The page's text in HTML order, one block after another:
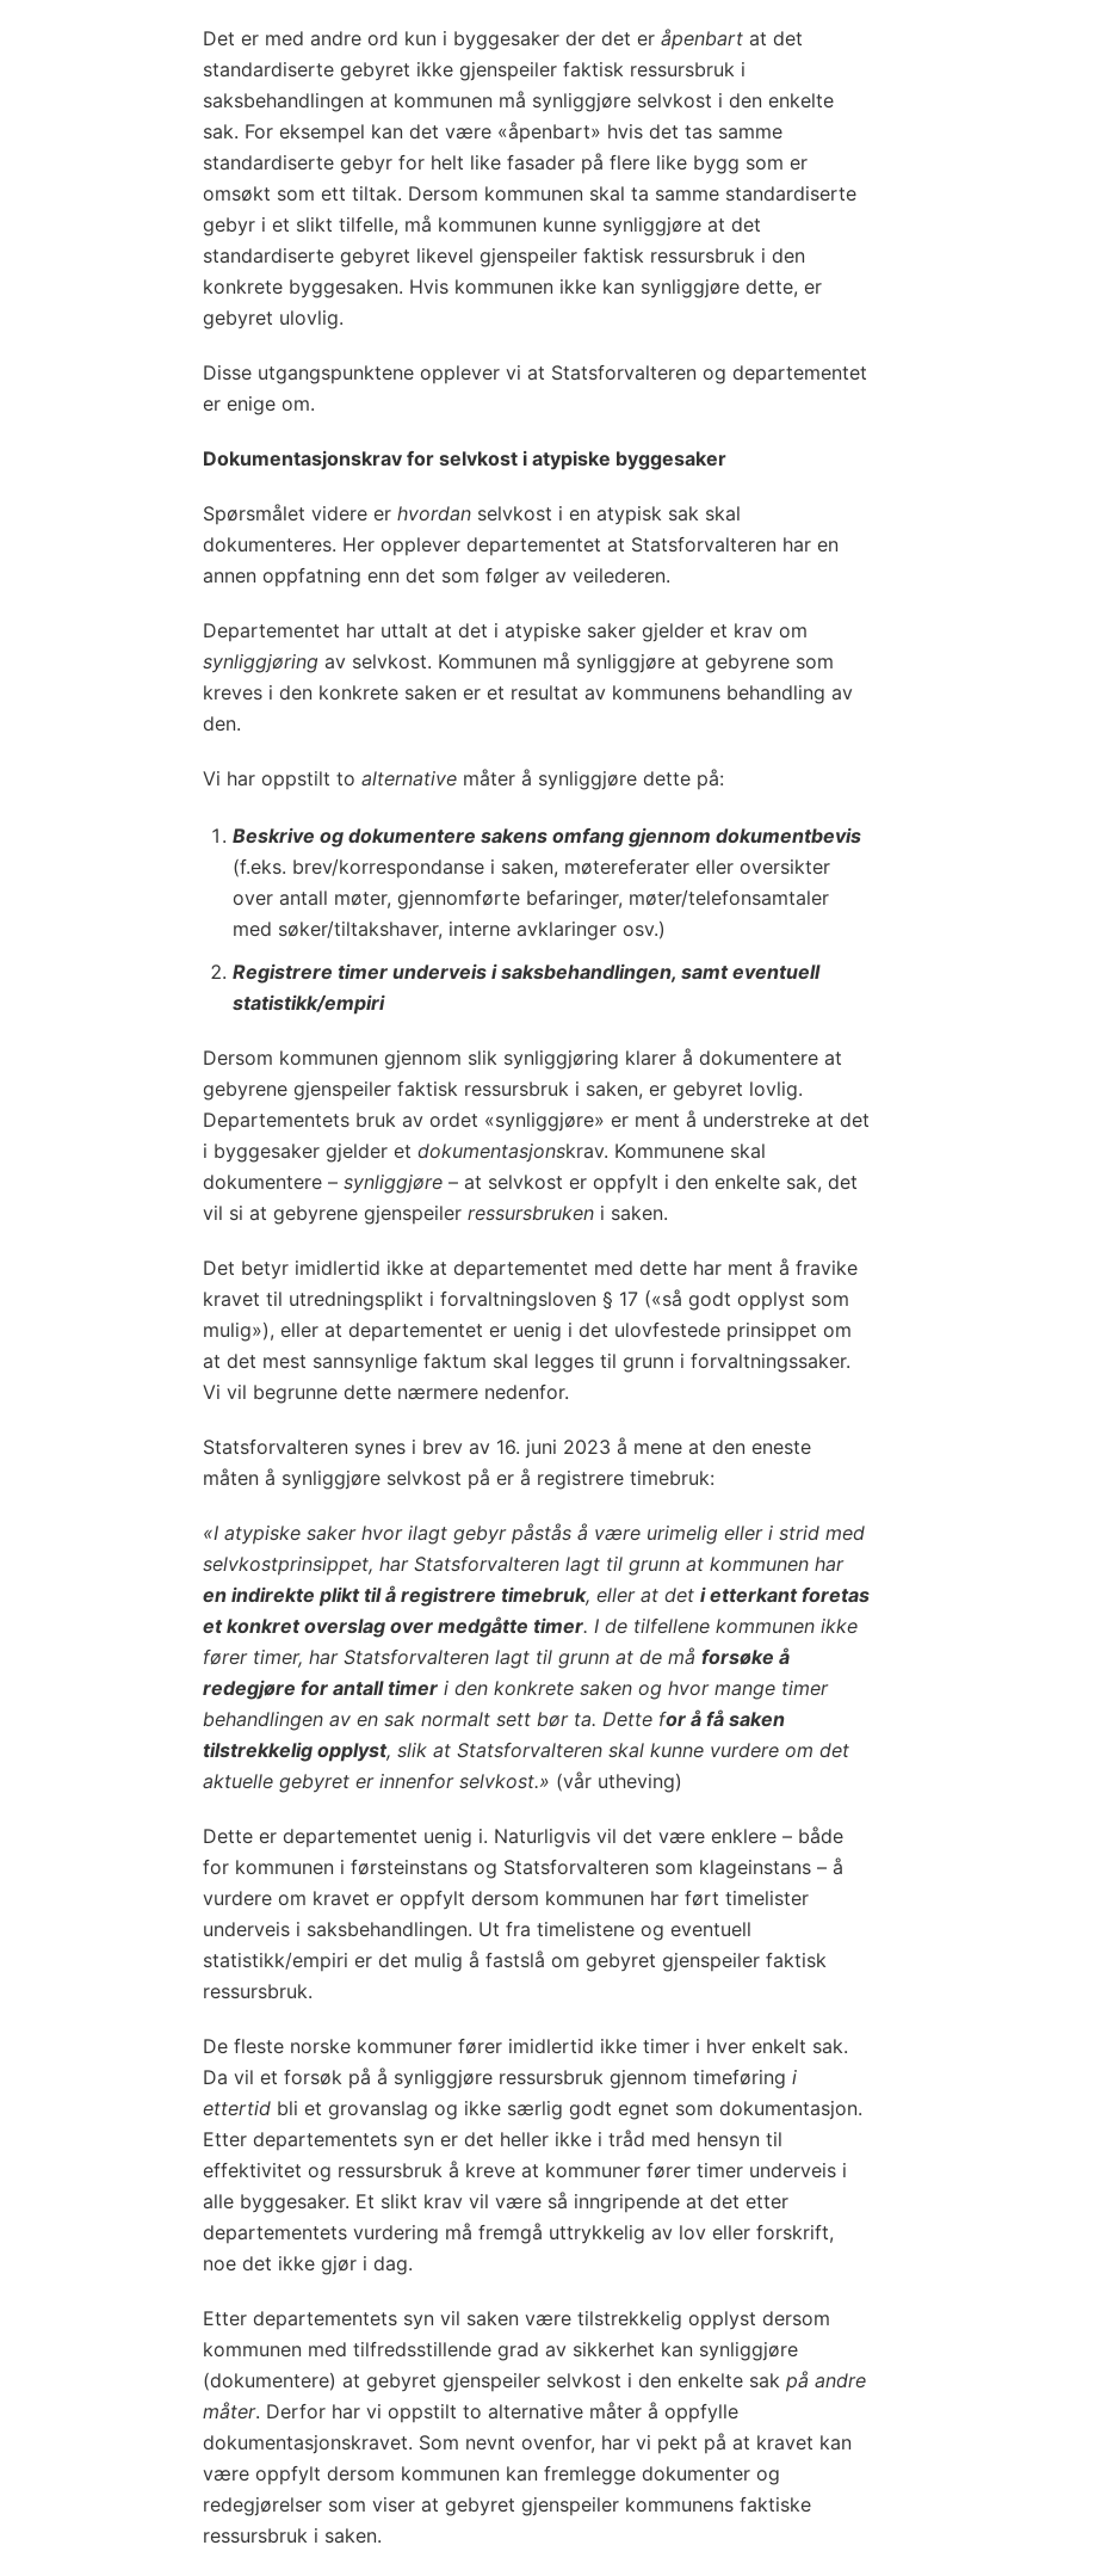
Det er med andre ord kun i byggesaker der det er åpenbart at det
standardiserte gebyret ikke gjenspeiler faktisk ressursbruk i
saksbehandlingen at kommunen må synliggjøre selvkost i den enkelte
sak. For eksempel kan det være «åpenbart» hvis det tas samme
standardiserte gebyr for helt like fasader på flere like bygg som er
omsøkt som ett tiltak. Dersom kommunen skal ta samme standardiserte
gebyr i et slikt tilfelle, må kommunen kunne synliggjøre at det
standardiserte gebyret likevel gjenspeiler faktisk ressursbruk i den
konkrete byggesaken. Hvis kommunen ikke kan synliggjøre dette, er
gebyret ulovlig.
Disse utgangspunktene opplever vi at Statsforvalteren og departementet
er enige om.
Dokumentasjonskrav for selvkost i atypiske byggesaker
Spørsmålet videre er hvordan selvkost i en atypisk sak skal
dokumenteres. Her opplever departementet at Statsforvalteren har en
annen oppfatning enn det som følger av veilederen.
Departementet har uttalt at det i atypiske saker gjelder et krav om
synliggjøring av selvkost. Kommunen må synliggjøre at gebyrene som
kreves i den konkrete saken er et resultat av kommunens behandling av
den.
Vi har oppstilt to alternative måter å synliggjøre dette på:
Beskrive og dokumentere sakens omfang gjennom dokumentbevis
(f.eks. brev/korrespondanse i saken, møtereferater eller oversikter
over antall møter, gjennomførte befaringer, møter/telefonsamtaler
med søker/tiltakshaver, interne avklaringer osv.)
Registrere timer underveis i saksbehandlingen, samt eventuell
statistikk/empiri
Dersom kommunen gjennom slik synliggjøring klarer å dokumentere at
gebyrene gjenspeiler faktisk ressursbruk i saken, er gebyret lovlig.
Departementets bruk av ordet «synliggjøre» er ment å understreke at det
i byggesaker gjelder et dokumentasjonskrav. Kommunene skal
dokumentere – synliggjøre – at selvkost er oppfylt i den enkelte sak, det
vil si at gebyrene gjenspeiler ressursbruken i saken.
Det betyr imidlertid ikke at departementet med dette har ment å fravike
kravet til utredningsplikt i forvaltningsloven § 17 («så godt opplyst som
mulig»), eller at departementet er uenig i det ulovfestede prinsippet om
at det mest sannsynlige faktum skal legges til grunn i forvaltningssaker.
Vi vil begrunne dette nærmere nedenfor.
Statsforvalteren synes i brev av 16. juni 2023 å mene at den eneste
måten å synliggjøre selvkost på er å registrere timebruk:
«I atypiske saker hvor ilagt gebyr påstås å være urimelig eller i strid med
selvkostprinsippet, har Statsforvalteren lagt til grunn at kommunen har
en indirekte plikt til å registrere timebruk, eller at det i etterkant foretas
et konkret overslag over medgåtte timer. I de tilfellene kommunen ikke
fører timer, har Statsforvalteren lagt til grunn at de må forsøke å
redegjøre for antall timer i den konkrete saken og hvor mange timer
behandlingen av en sak normalt sett bør ta. Dette for å få saken
tilstrekkelig opplyst, slik at Statsforvalteren skal kunne vurdere om det
aktuelle gebyret er innenfor selvkost.» (vår utheving)
Dette er departementet uenig i. Naturligvis vil det være enklere – både
for kommunen i førsteinstans og Statsforvalteren som klageinstans – å
vurdere om kravet er oppfylt dersom kommunen har ført timelister
underveis i saksbehandlingen. Ut fra timelistene og eventuell
statistikk/empiri er det mulig å fastslå om gebyret gjenspeiler faktisk
ressursbruk.
De fleste norske kommuner fører imidlertid ikke timer i hver enkelt sak.
Da vil et forsøk på å synliggjøre ressursbruk gjennom timeføring i
ettertid bli et grovanslag og ikke særlig godt egnet som dokumentasjon.
Etter departementets syn er det heller ikke i tråd med hensyn til
effektivitet og ressursbruk å kreve at kommuner fører timer underveis i
alle byggesaker. Et slikt krav vil være så inngripende at det etter
departementets vurdering må fremgå uttrykkelig av lov eller forskrift,
noe det ikke gjør i dag.
Etter departementets syn vil saken være tilstrekkelig opplyst dersom
kommunen med tilfredsstillende grad av sikkerhet kan synliggjøre
(dokumentere) at gebyret gjenspeiler selvkost i den enkelte sak på andre
måter. Derfor har vi oppstilt to alternative måter å oppfylle
dokumentasjonskravet. Som nevnt ovenfor, har vi pekt på at kravet kan
være oppfylt dersom kommunen kan fremlegge dokumenter og
redegjørelser som viser at gebyret gjenspeiler kommunens faktiske
ressursbruk i saken.